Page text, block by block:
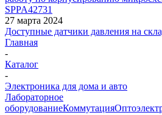
SPPA42731
27 марта 2024
Доступные датчики давления на
Главная
-
Каталог
-
Электроника для дома и авто
Лабораторное
оборудованиеКоммутация